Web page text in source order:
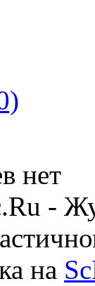
нет
-
на